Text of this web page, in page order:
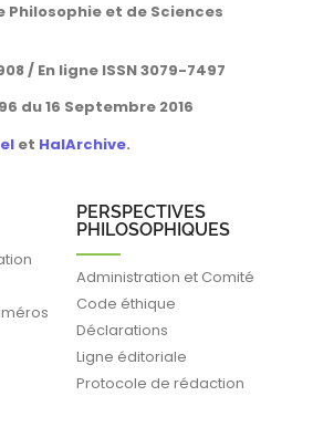
Philosophie et de Sciences
/ En ligne ISSN 3079-7497
du 16 Septembre 2016
et HalArchive.
PERSPECTIVES
PHILOSOPHIQUES
Administration et Comité
Code éthique
Déclarations
Ligne éditoriale
Protocole de rédaction